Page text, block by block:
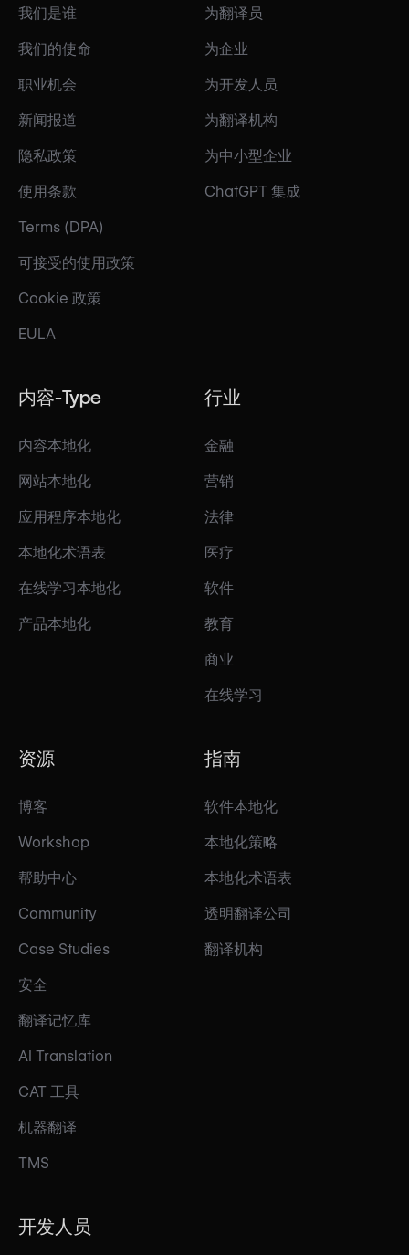
我们是谁
我们的使命
职业机会
新闻报道
隐私政策
使用条款
Terms (DPA)
可接受的使用政策
Cookie 政策
EULA
为翻译员
为企业
为开发人员
为翻译机构
为中小型企业
ChatGPT 集成
内容-Type
内容本地化
网站本地化
应用程序本地化
本地化术语表
在线学习本地化
产品本地化
行业
金融
营销
法律
医疗
软件
教育
商业
在线学习
资源
博客
Workshop
帮助中心
Community
Case Studies
安全
翻译记忆库
AI Translation
CAT 工具
机器翻译
TMS
指南
软件本地化
本地化策略
本地化术语表
透明翻译公司
翻译机构
开发人员